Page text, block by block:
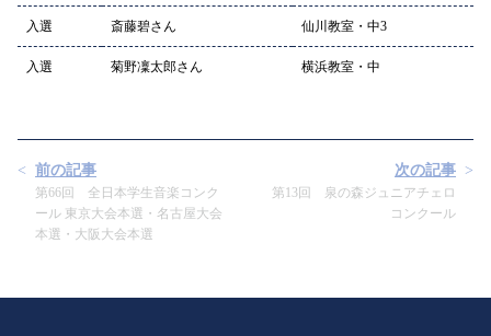
入選 斎藤碧さん 仙川教室・中3
入選 菊野凜太郎さん 横浜教室・中
前の記事
第66回 全日本学生音楽コンク
ール 東京大会本選・名古屋大会
本選・大阪大会本選
次の記事
第13回 泉の森ジュニアチェロ
コンクール